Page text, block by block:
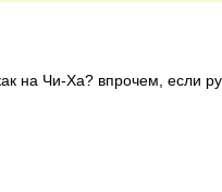
на Чи-Ха? впрочем, если